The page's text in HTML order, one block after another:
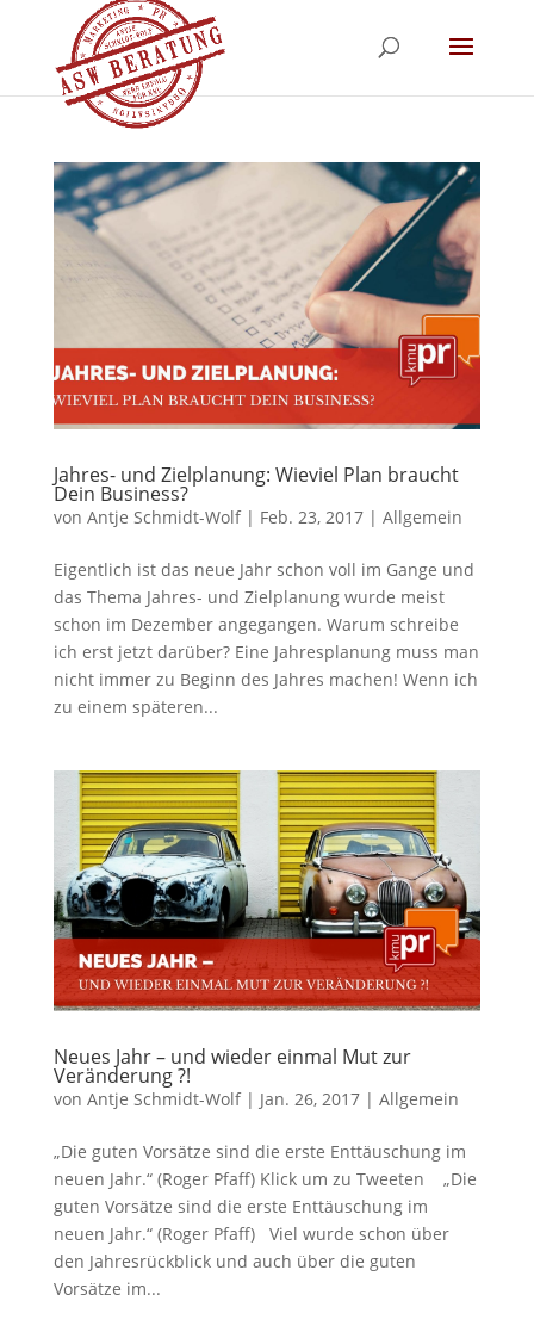
Jahres- und Zielplanung: Wieviel Plan braucht
Dein Business?
von Antje Schmidt-Wolf| Feb. 23, 2017| Allgemein
Eigentlich ist das neue Jahr schon voll im Gange und
das Thema Jahres- und Zielplanung wurde meist
schon im Dezember angegangen. Warum schreibe
ich erst jetzt darüber? Eine Jahresplanung muss man
nicht immer zu Beginn des Jahres machen! Wenn ich
zu einem späteren...
Neues Jahr – und wieder einmal Mut zur
Veränderung ?!
von Antje Schmidt-Wolf| Jan. 26, 2017| Allgemein
„Die guten Vorsätze sind die erste Enttäuschung im
neuen Jahr.“ (Roger Pfaff) Klick um zu Tweeten „Die
guten Vorsätze sind die erste Enttäuschung im
neuen Jahr.“ (Roger Pfaff) Viel wurde schon über
den Jahresrückblick und auch über die guten
Vorsätze im...